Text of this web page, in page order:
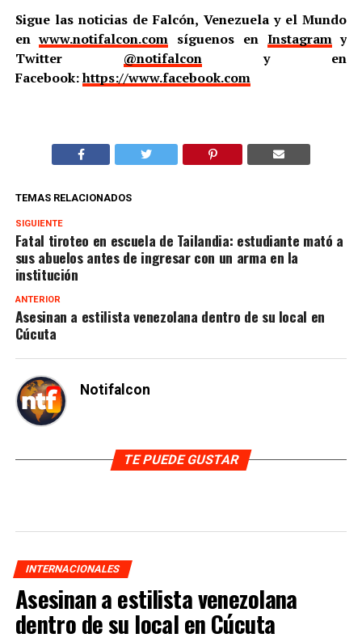
Sigue las noticias de Falcón, Venezuela y el Mundo
enwww.notifalcon.com síguenos en Instagramy
Twitter @notifalcony en
Facebook:https://www.facebook.com
TEMAS RELACIONADOS
SIGUIENTE
Fatal tiroteo en escuela de Tailandia: estudiante mató a
sus abuelos antes de ingresar con un arma en la
institución
ANTERIOR
Asesinan a estilista venezolana dentro de su local en
Cúcuta
Notifalcon
TE PUEDE GUSTAR
INTERNACIONALES
Asesinan a estilista venezolana
dentro de su local en Cúcuta